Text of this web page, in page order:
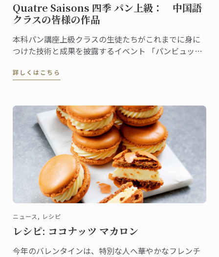
Quatre Saisons 四季 パン上級： 中国語
クラスの皆様の作品
本科パン講座上級クラスの生徒たちがこれまでに身に
つけた技術と成果を披露するイベント 「パンビュッフ
サイズのパンをプレゼンテーション。
詳しくはこちら
ニュース, レシピ
レシピ: ココナッツ マカロン
今年のバレンタインは、特別な人へ華やかなフレンチ